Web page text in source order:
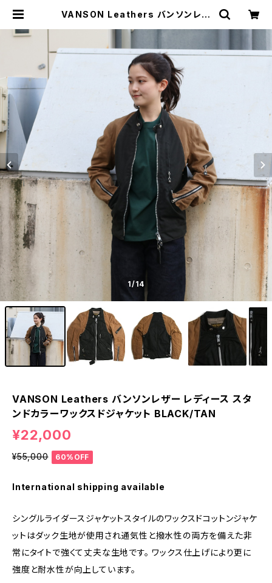
VANSON Leathers バンソンレザ
ドジャケット BLACK/TAN | MAVA
1/14
VANSON Leathers バンソンレザー レディース スタ
ンドカラーワックスドジャケット BLACK/TAN
¥22,000
¥55,000 60%OFF
International shipping available
シングルライダースジャケットスタイルのワックスドコットンジャケ
ットはダック生地が使用され通気性と撥水性の両方を備えた非
常にタイトで強くて丈夫な生地です。 ワックス仕上げにより更に
強度と耐水性が向上しています。